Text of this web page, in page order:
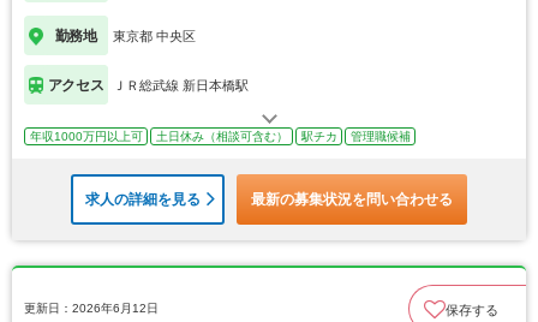
勤務地 東京都 中央区
アクセス ＪＲ総武線 新日本橋駅
年収1000万円以上可 土日休み（相談可含む） 駅チカ 管理職候補
求人の詳細を見る 最新の募集状況を問い合わせる
更新日：2026年6月12日 保存する